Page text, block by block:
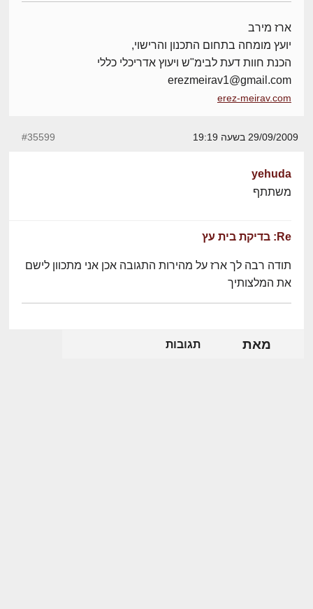
ארז מירב
יועץ מומחה בתחום התכנון והרישוי,
הכנת חוות דעת לבימ"ש ויעוץ אדריכלי כללי
erezmeirav1@gmail.com
erez-meirav.com
29/09/2009 בשעה 19:19 #35599
yehuda
משתתף
Re: בדיקת בית עץ
תודה רבה לך ארז על מהירות התגובה אכן אני מתכוון לישם
את המלצותיך
מאת תגובות